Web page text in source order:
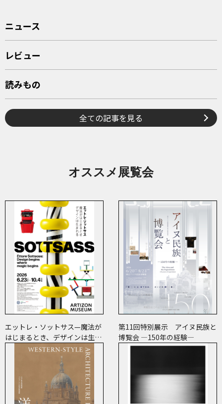
ニュース
レビュー
読みもの
全ての記事を見る
オススメ展覧会
エットレ・ソットサス—魔法が
はじまるとき、デザインは生ま
第11回特別展示 アイヌ民族と
博覧会 ―150年の経験―